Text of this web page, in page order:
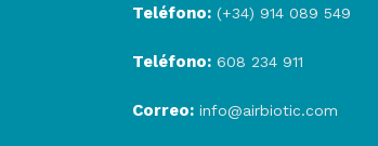
Teléfono: (+34) 914 089 549
Teléfono: 608 234 911
Correo: info@airbiotic.com